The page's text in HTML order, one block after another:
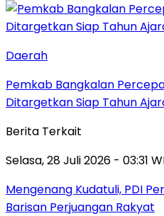
Daerah
Pemkab Bangkalan
Ditargetkan Siap Tahun
Berita Terkait
Selasa, 28 Juli 2026 - 03:31
Mengenang Kudatuli, PDI
Barisan Perjuangan Rakyat